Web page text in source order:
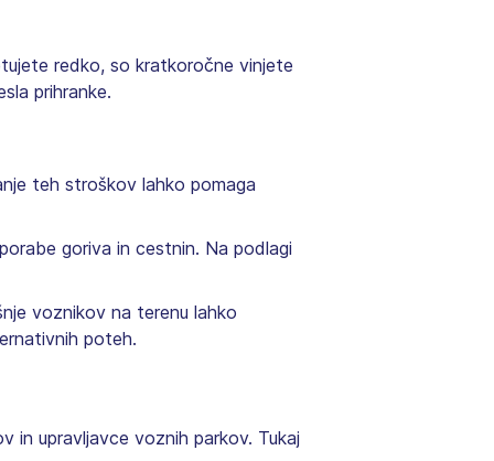
redko, so kratkoročne vinjete
prihranke.
teh stroškov lahko pomaga
goriva in cestnin. Na podlagi
voznikov na terenu lahko
poteh.
in upravljavce voznih parkov. Tukaj